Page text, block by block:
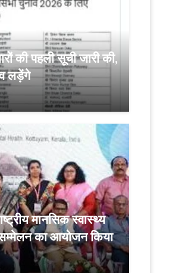
की पहली सूची जारी की,
लड़ेंगे
मानसिक स्वास्थ्य
सम्मेलन का आयोजन किया